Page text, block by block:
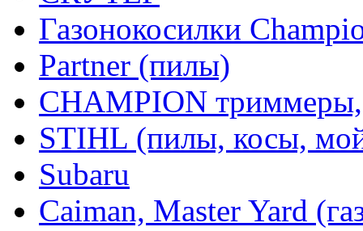
Газонокосилки
Partner (пилы)
CHAMPION
STIHL (пилы, косы,
Subaru
Caiman, Master Yard